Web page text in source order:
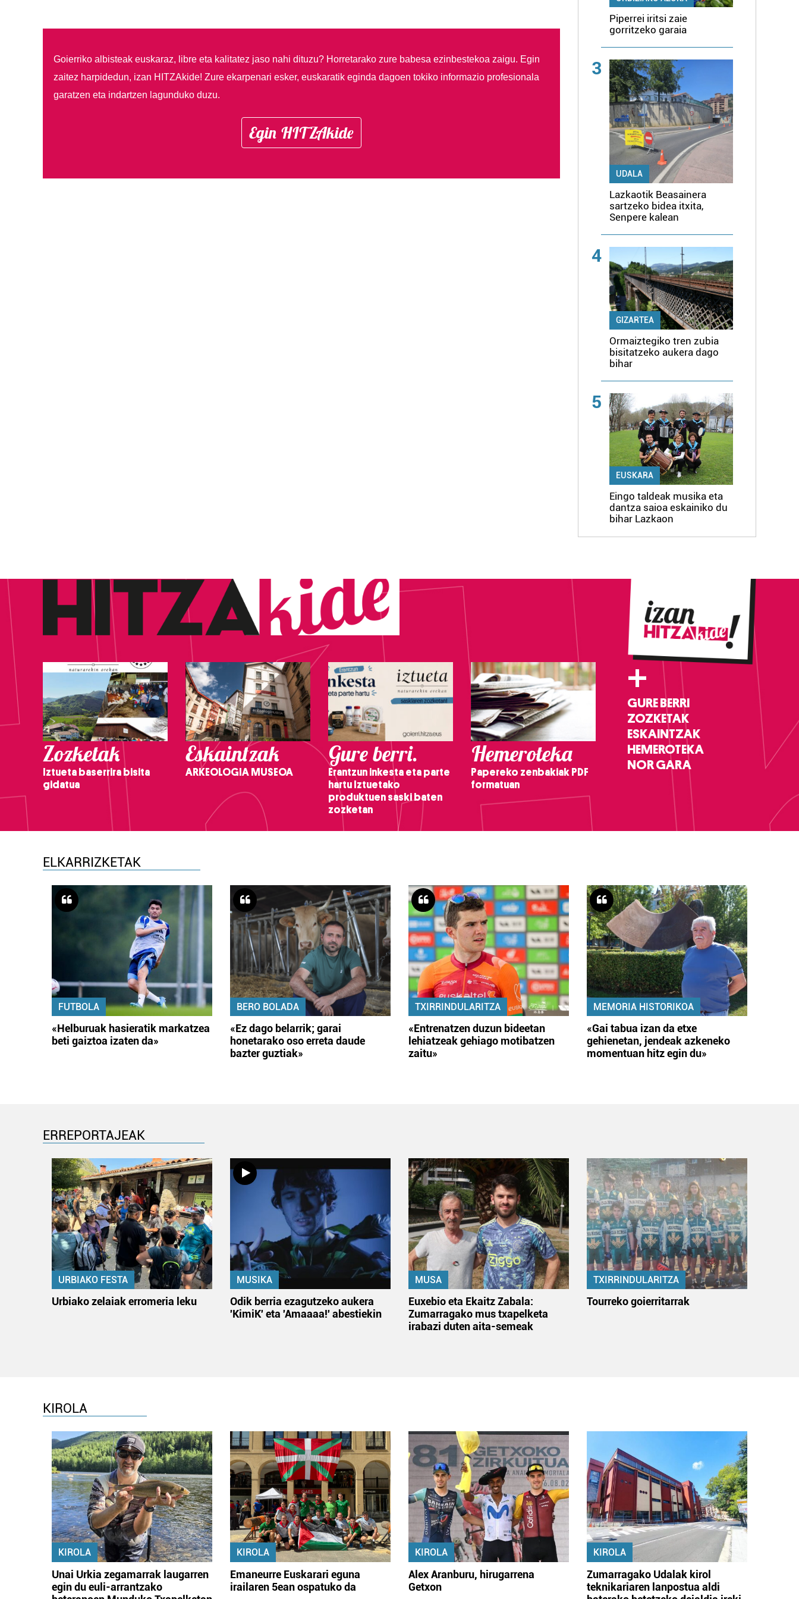
Goierriko albisteak euskaraz, libre eta kalitatez jaso nahi dituzu? Horretarako zure babesa ezinbestekoa zaigu. Egin
zaitez harpidedun, izan HITZAkide! Zure ekarpenari esker, euskaratik eginda dagoen tokiko informazio profesionala
garatzen eta indartzen lagunduko duzu.
Egin HITZAkide
Piperrei iritsi zaie
gorritzeko garaia
3
UDALA
Lazkaotik Beasainera
sartzeko bidea itxita,
Senpere kalean
4
GIZARTEA
Ormaiztegiko tren zubia
bisitatzeko aukera dago
bihar
5
EUSKARA
Eingo taldeak musika eta
dantza saioa eskainiko du
bihar Lazkaon
Zozketak
Iztueta baserrira bisita
gidatua
Eskaintzak
ARKEOLOGIA MUSEOA
Gure berri.
Erantzun inkesta eta parte
hartu Iztuetako
produktuen saski baten
zozketan
Hemeroteka
Papereko zenbakiak PDF
formatuan
+
GURE BERRI
ZOZKETAK
ESKAINTZAK
HEMEROTEKA
NOR GARA
ELKARRIZKETAK
FUTBOLA
«Helburuak hasieratik markatzea
beti gaiztoa izaten da»
BERO BOLADA
«Ez dago belarrik; garai
honetarako oso erreta daude
bazter guztiak»
TXIRRINDULARITZA
«Entrenatzen duzun bideetan
lehiatzeak gehiago motibatzen
zaitu»
MEMORIA HISTORIKOA
«Gai tabua izan da etxe
gehienetan, jendeak azkeneko
momentuan hitz egin du»
ERREPORTAJEAK
URBIAKO FESTA
Urbiako zelaiak erromeria leku
MUSIKA
Odik berria ezagutzeko aukera
'KimiK' eta 'Amaaaa!' abestiekin
MUSA
Euxebio eta Ekaitz Zabala:
Zumarragako mus txapelketa
irabazi duten aita-semeak
TXIRRINDULARITZA
Tourreko goierritarrak
KIROLA
KIROLA
Unai Urkia zegamarrak laugarren
egin du euli-arrantzako
KIROLA
Emaneurre Euskarari eguna
irailaren 5ean ospatuko da
KIROLA
Alex Aranburu, hirugarrena
Getxon
KIROLA
Zumarragako Udalak kirol
teknikariaren lanpostua aldi